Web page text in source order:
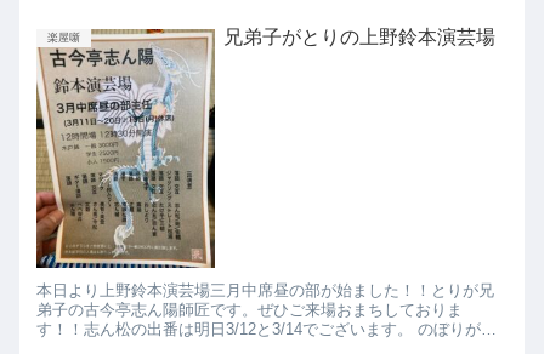
楽屋噺 兄弟子がとりの上野鈴本演芸場
本日より上野鈴本演芸場三月中席昼の部が始ました！！とりが兄
弟子の古今亭志ん陽師匠です。ぜひご来場おまちしておりま
す！！志ん松の出番は明日3/12と3/14でございます。 のぼりが裏